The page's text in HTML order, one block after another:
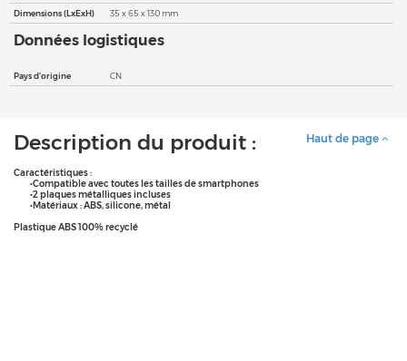
Dimensions (LxExH)
35 x 65 x 130 mm
Données logistiques
Pays d'origine CN
Haut de page
Description du produit :
Caractéristiques :
•Compatible avec toutes les tailles de smartphones
•2 plaques métalliques incluses
•Matériaux : ABS, silicone, métal
Plastique ABS 100% recyclé